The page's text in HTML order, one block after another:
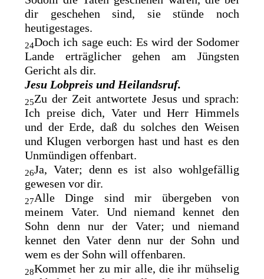
dir geschehen sind, sie stünde noch
heutigestages.
24Doch ich sage euch: Es wird der Sodomer
Lande erträglicher gehen am Jüngsten
Gericht als dir.
Jesu Lobpreis und Heilandsruf.
25Zu der Zeit antwortete Jesus und sprach:
Ich preise dich, Vater und Herr Himmels
und der Erde, daß du solches den Weisen
und Klugen verborgen hast und hast es den
Unmündigen offenbart.
26Ja, Vater; denn es ist also wohlgefällig
gewesen vor dir.
27Alle Dinge sind mir übergeben von
meinem Vater. Und niemand kennet den
Sohn denn nur der Vater; und niemand
kennet den Vater denn nur der Sohn und
wem es der Sohn will offenbaren.
28Kommet her zu mir alle, die ihr mühselig